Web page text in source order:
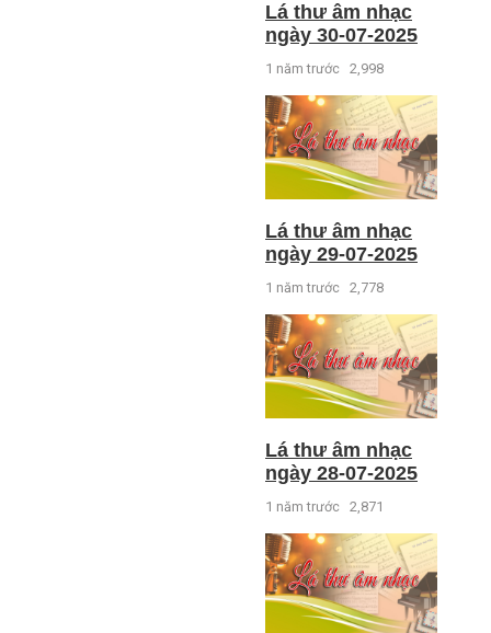
Lá thư âm nhạc
ngày 30-07-2025
1 năm trước 2,998
Lá thư âm nhạc
ngày 29-07-2025
1 năm trước 2,778
Lá thư âm nhạc
ngày 28-07-2025
1 năm trước 2,871